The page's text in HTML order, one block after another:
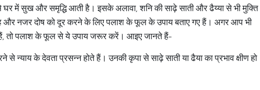
घर में सुख और समृद्धि आती है। इसके अलावा, शनि की साढ़े साती और ढैय्या से भी मुक्ति
और नजर दोष को दूर करने के लिए पलाश के फूल के उपाय बताए गए हैं। अगर आप भी
हैं, तो पलाश के फूल से ये उपाय जरूर करें। आइए जानते हैं-
से न्याय के देवता प्रसन्न होते हैं। उनकी कृपा से साढ़े साती या ढैया का प्रभाव क्षीण हो